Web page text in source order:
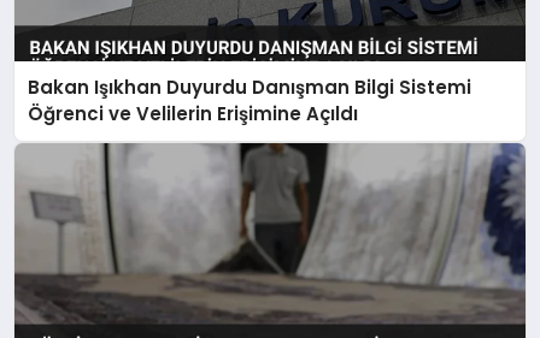
Bakan Işıkhan Duyurdu Danışman Bilgi Sistemi
Öğrenci ve Velilerin Erişimine Açıldı